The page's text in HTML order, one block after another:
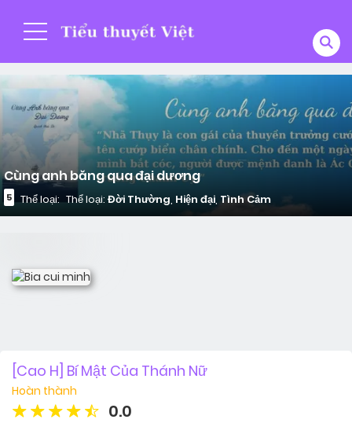
Cùng anh băng qua đại dương
5 Thể loại: Thể loại: Đời Thường, Hiện đại, Tình Cảm
[Cao H] Bí Mật Của Thánh Nữ
Hoàn thành
0.0